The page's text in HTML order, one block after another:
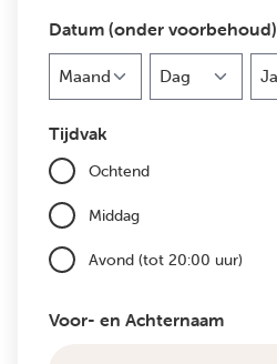
Datum (onder voorbehoud)
Tijdvak
Ochtend
Middag
Avond (tot 20:00 uur)
Voor- en Achternaam